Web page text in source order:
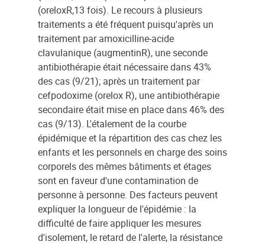
(oreloxR,13 fois). Le recours à plusieurs
traitements a été fréquent puisqu'après un
traitement par amoxicilline-acide
clavulanique (augmentinR), une seconde
antibiothérapie était nécessaire dans 43%
des cas (9/21); après un traitement par
cefpodoxime (orelox R), une antibiothérapie
secondaire était mise en place dans 46% des
cas (9/13). L'étalement de la courbe
épidémique et la répartition des cas chez les
enfants et les personnels en charge des soins
corporels des mêmes bâtiments et étages
sont en faveur d'une contamination de
personne à personne. Des facteurs peuvent
expliquer la longueur de l'épidémie : la
difficulté de faire appliquer les mesures
d'isolement, le retard de l'alerte, la résistance